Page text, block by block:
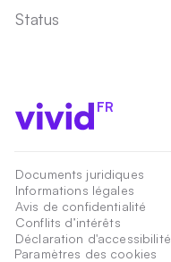
Status
FR
Documents juridiques
Informations légales
Avis de confidentialité
Conflits d’intérêts
Déclaration d'accessibilité
Paramètres des cookies